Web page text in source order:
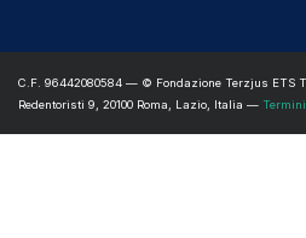
C.F. 96442080584 — © Fondazione Terzjus
Redentoristi 9, 20100 Roma, Lazio, Italia —